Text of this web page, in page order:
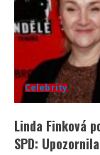
Celebrity
Linda Finková
SPD: